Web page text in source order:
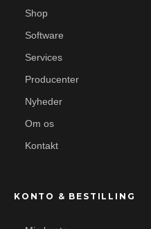
Shop
Software
Services
Producenter
Nyheder
Om os
Kontakt
KONTO & BESTILLING